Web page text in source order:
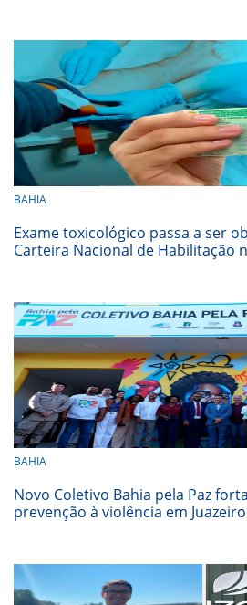
BAHIA
Exame toxicológico passa a ser
Carteira Nacional de Habilitação
BAHIA
Novo Coletivo Bahia pela Paz
prevenção à violência em Juazeiro